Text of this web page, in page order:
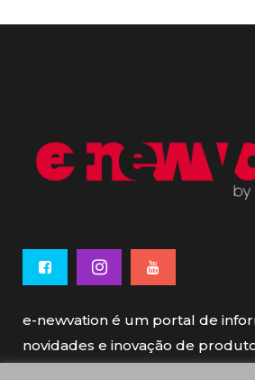
e-newvation é um portal de
novidades e inovação de